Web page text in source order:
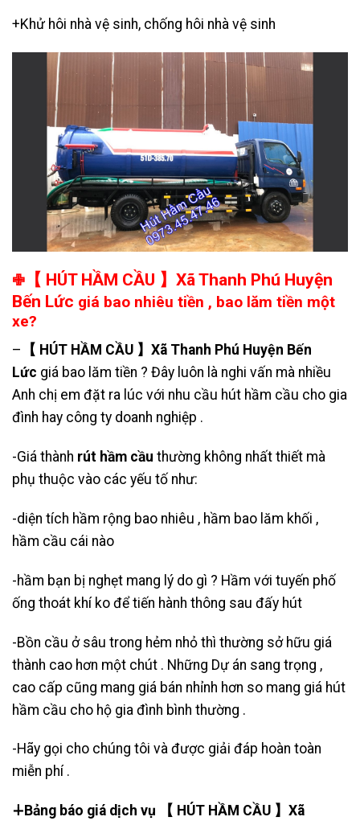
+Khử hôi nhà vệ sinh, chống hôi nhà vệ sinh
✙ 【 HÚT HẦM CẦU 】Xã Thanh Phú Huyện
Bến Lức giá bao nhiêu tiền , bao lăm tiền một
xe?
– 【 HÚT HẦM CẦU 】Xã Thanh Phú Huyện Bến
Lức giá bao lăm tiền ? Đây luôn là nghi vấn mà nhiều
Anh chị em đặt ra lúc với nhu cầu hút hầm cầu cho gia
đình hay công ty doanh nghiệp .
-Giá thành rút hầm cầu thường không nhất thiết mà
phụ thuộc vào các yếu tố như:
-diện tích hầm rộng bao nhiêu , hầm bao lăm khối ,
hầm cầu cái nào
-hầm bạn bị nghẹt mang lý do gì ? Hầm với tuyến phố
ống thoát khí ko để tiến hành thông sau đấy hút
-Bồn cầu ở sâu trong hẻm nhỏ thì thường sở hữu giá
thành cao hơn một chút . Những Dự án sang trọng ,
cao cấp cũng mang giá bán nhỉnh hơn so mang giá hút
hầm cầu cho hộ gia đình bình thường .
-Hãy gọi cho chúng tôi và được giải đáp hoàn toàn
miễn phí .
∔Bảng báo giá dịch vụ 【 HÚT HẦM CẦU 】Xã